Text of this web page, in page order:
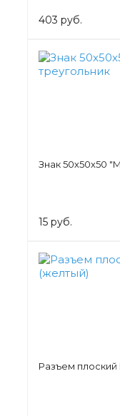
403 руб.
Знак 50х50х50
15 руб.
Разъем